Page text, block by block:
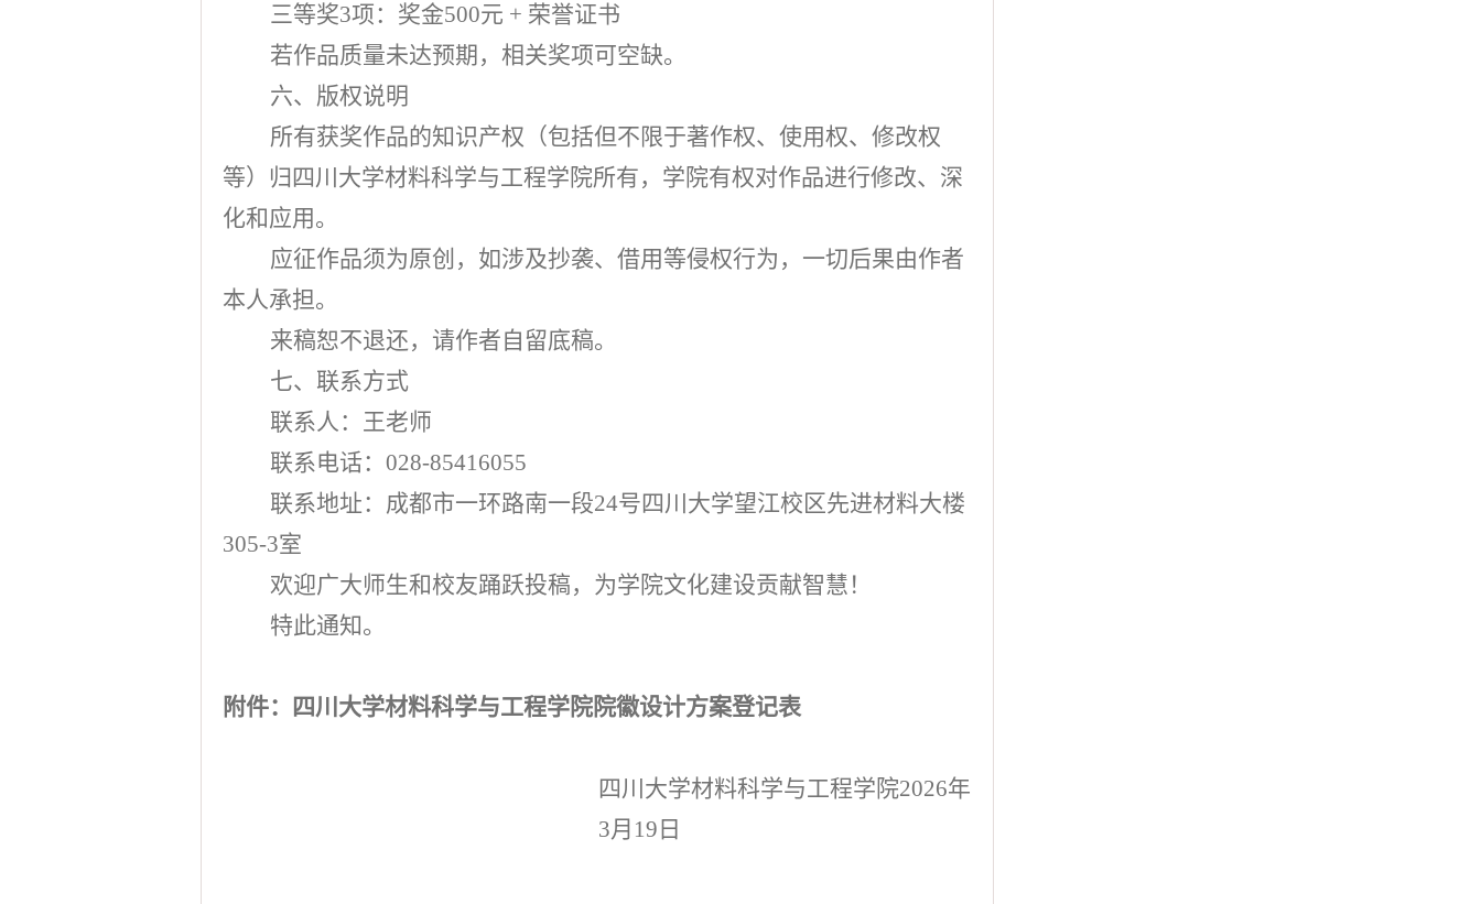
三等奖3项：奖金500元 + 荣誉证书
若作品质量未达预期，相关奖项可空缺。
六、版权说明
所有获奖作品的知识产权（包括但不限于著作权、使用权、修改权
等）归四川大学材料科学与工程学院所有，学院有权对作品进行修改、深
化和应用。
应征作品须为原创，如涉及抄袭、借用等侵权行为，一切后果由作者
本人承担。
来稿恕不退还，请作者自留底稿。
七、联系方式
联系人：王老师
联系电话： 028-85416055
联系地址：成都市一环路南一段24号四川大学望江校区先进材料大楼
305-3室
欢迎广大师生和校友踊跃投稿，为学院文化建设贡献智慧！
特此通知。
附件：四川大学材料科学与工程学院院徽设计方案登记表
四川大学材料科学与工程学院2026年
3月 19 日